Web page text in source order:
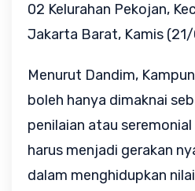
02 Kelurahan Pekojan,
Jakarta Barat, Kamis
Menurut Dandim,
boleh hanya dimaknai
penilaian atau
harus menjadi gerakan
dalam menghidupkan